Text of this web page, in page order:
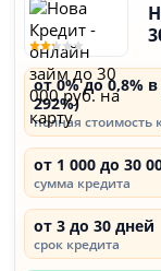
от 0% до 0,8%
292%)
полная стоимость
от 1 000 до 30
сумма кредита
от 3 до 30 дней
срок кредита